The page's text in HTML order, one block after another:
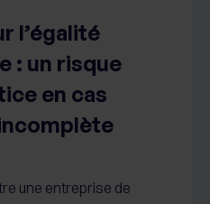
l’égalité
: un risque
en cas
une entreprise de